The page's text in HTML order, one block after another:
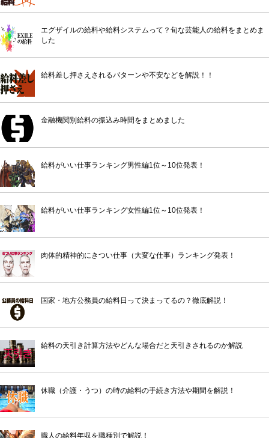
エグザイルの給料や給料システムって？旬な芸能人の給料をまとめま
した
給料差し押さえされるパターンや不安などを解説！！
金融機関別給料の振込み時間をまとめました
給料がいい仕事ランキング男性編1位～10位発表！
給料がいい仕事ランキング女性編1位～10位発表！
肉体的精神的にきつい仕事（大変な仕事）ランキング発表！
国家・地方公務員の給料日って決まってるの？徹底解説！
給料の天引き計算方法やどんな場合だと天引きされるのか解説
休職（介護・うつ）の時の給料の手続き方法や期間を解説！
職人の給料年収を職種別で解説！